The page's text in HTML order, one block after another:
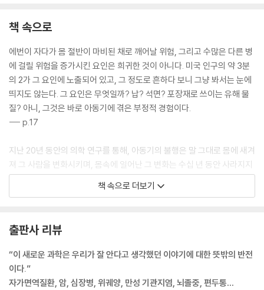
책 속으로
에번이 자다가 몸 절반이 마비된 채로 깨어날 위험, 그리고 수많은 다른 병
에 걸릴 위험을 증가시킨 요인은 희귀한 것이 아니다. 미국 인구의 약 3분
의 2가 그 요인에 노출되어 있고, 그 정도로 흔하다 보니 그냥 봐서는 눈에
띄지도 않는다. 그 요인은 무엇일까? 납? 석면? 포장재로 쓰이는 유해 물
질? 아니, 그것은 바로 아동기에 겪은 부정적 경험이다.
--- p.17
지난 20년 동안의 의학 연구를 통해, 아동기의 불행은 말 그대로 몸에 새겨
져 그 사람을 변화시키며, 몸속에 일어난 그 변화는 수십 년 동안 사라지지
않을 수도 있다는 사실이 밝혀졌다. 불행은 한 아이의 발달 궤도를 틀어놓
고 생리 기능에도 영향을 미친다. 평생 안고 가야 할 만성 염증과 호르몬 변
까지 급격히 증가시키기도 한다.
--- p.19
디에고의 경우가 그렇듯 대부분의 환자에게 ADHD 증상은 난데없이 생겨
책 속으로 더보기
출판사 리뷰
“이 새로운 과학은 우리가 잘 안다고 생각했던 이야기에 대한 뜻밖의 반전
이다.”
자가면역질환, 암, 심장병, 위궤양, 만성 기관지염, 뇌졸중, 편두통…